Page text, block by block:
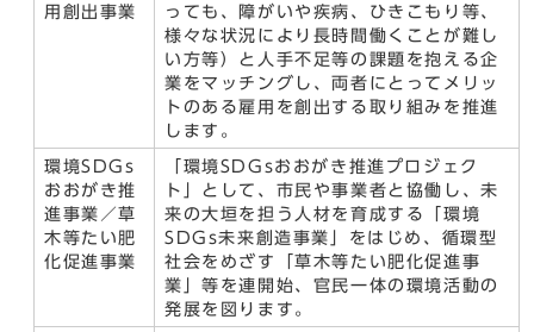
用創出事業
っても、障がいや疾病、ひきこもり等、
様々な状況により長時間働くことが難し
い方等）と人手不足等の課題を抱える企
業をマッチングし、両者にとってメリッ
トのある雇用を創出する取り組みを推進
します。
環境SDGs
おおがき推
進事業／草
木等たい肥
化促進事業
「環境SDGsおおがき推進プロジェク
ト」として、市民や事業者と協働し、未
来の大垣を担う人材を育成する「環境
SDGs未来創造事業」をはじめ、循環型
社会をめざす「草木等たい肥化促進事
業」等を連開始、官民一体の環境活動の
発展を図ります。